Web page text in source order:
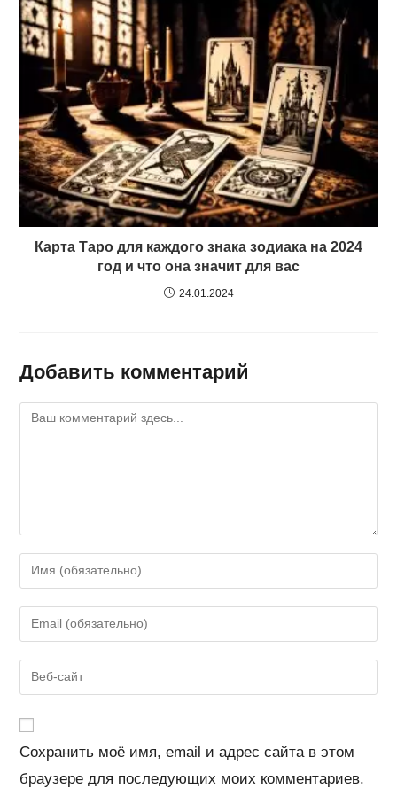
Карта Таро для каждого знака зодиака на 2024
год и что она значит для вас
24.01.2024
Добавить комментарий
Комментарий
Введите
свое
имя
или
пользователя,
чтобы
прокомментировать
Введите
свой
email-
адрес,
Введите
URL
веб-
сайта
(необязательно)
Сохранить моё имя, email и адрес сайта в этом
браузере для последующих моих комментариев.